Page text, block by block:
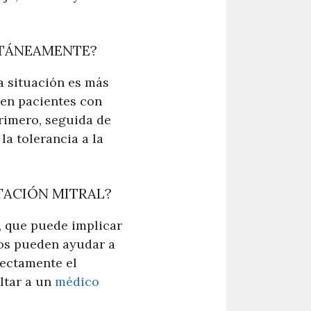
situación es más
pacientes con
seguida de
tolerancia a la
MITRAL?
puede implicar
pueden ayudar a
el
a un médico